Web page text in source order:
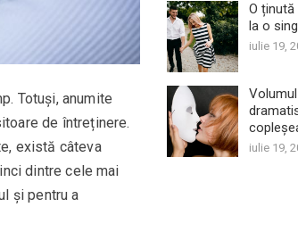
Totuși, anumite
de întreținere.
există câteva
dintre cele mai
și pentru a
O
la o
iulie 19,
iulie 19,